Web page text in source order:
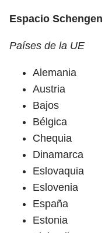
Espacio Schengen
Países de la UE
Alemania
Austria
Bajos
Bélgica
Chequia
Dinamarca
Eslovaquia
Eslovenia
España
Estonia